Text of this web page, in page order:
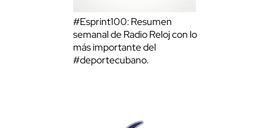
#Esprint100: Resumen
semanal de Radio Reloj con lo
más importante del
#deportecubano.